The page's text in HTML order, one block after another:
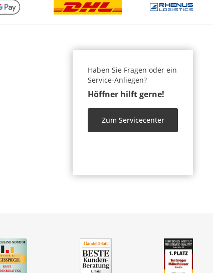
Haben Sie Fragen oder ein
Service-Anliegen?
Höffner hilft gerne!
Zum Servicecenter